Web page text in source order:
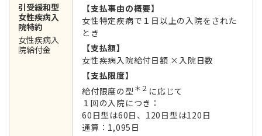
引受緩和型
女性疾病入
院特約
女性疾病入
院給付金
【支払事由の概要】
女性特定疾病で１日以上の入院をされた
とき
【支払額】
女性疾病入院給付日額 ×入院日数
【支払限度】
給付限度の型 ＊２ に応じて
１回の入院につき：
60日型は60日、120日型は120日
通算：1,095日